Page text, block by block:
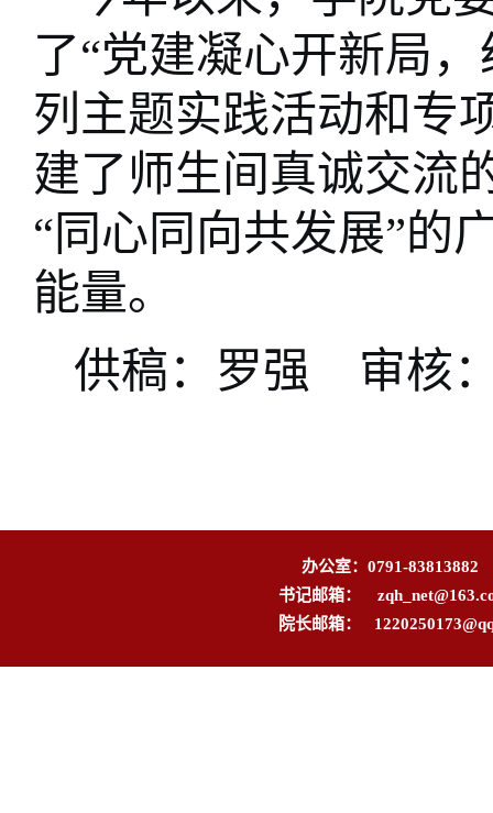
了“党建凝心开新局
列主题实践活动和专
建了师生间真诚交流
“同心同向共发展”的
能量。
供稿：罗强    审核
办公室：0791-83813882
书记邮箱：
院长邮箱：